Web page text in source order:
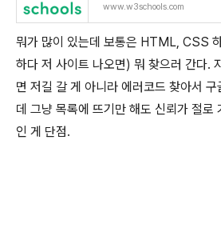
www.w3schools.com
뭐가 많이 있는데 보통은 HTML, CSS
하다 저 사이트 나오면) 뭐 찾으러 간다.
면 저길 갈 게 아니라 에러코드 찾아서
데 그냥 목록에 뜨기만 해도 신뢰가 절로
인 게 단점.